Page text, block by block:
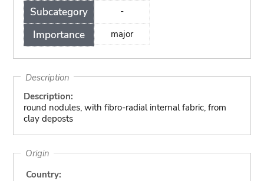
Subcategory
Importance
-
major
Description
Description:
round nodules, with fibro-radial internal fabric, from
clay deposts
Origin
Country: